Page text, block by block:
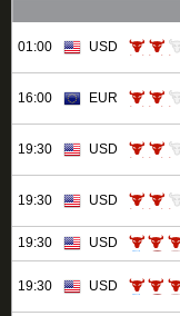
01:00 USD
16:00 EUR
19:30 USD
19:30 USD
19:30 USD
19:30 USD